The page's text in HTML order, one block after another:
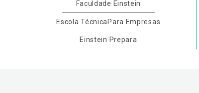
Faculdade Einstein
Escola Técnica Para Empresas
Einstein Prepara